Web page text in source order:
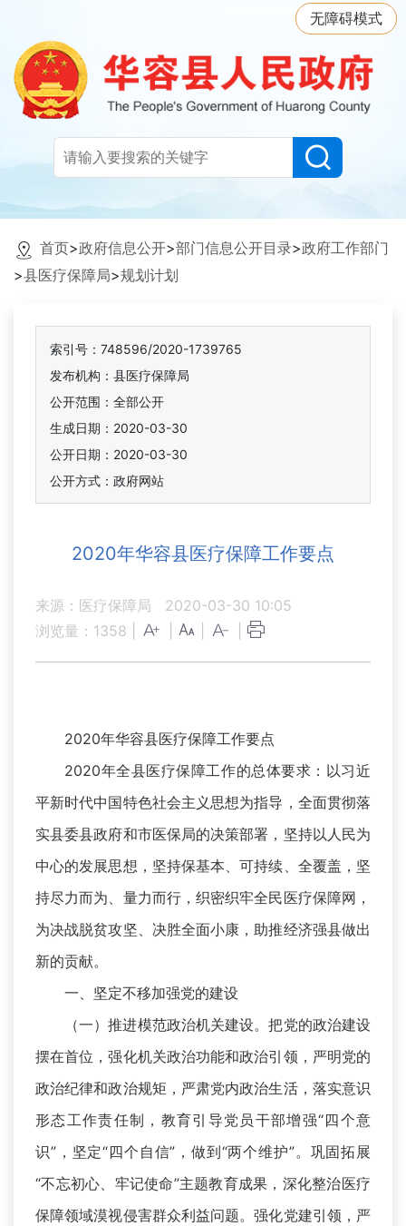
无障碍模式
首页>政府信息公开>部门信息公开目录>政府工作部门
>县医疗保障局>规划计划
索引号：748596/2020-1739765
发布机构：县医疗保障局
公开范围：全部公开
生成日期：2020-03-30
公开日期：2020-03-30
公开方式：政府网站
2020年华容县医疗保障工作要点
来源：医疗保障局
2020-03-30 10:05
浏览量： 1358
2020年华容县医疗保障工作要点
2020年全县医疗保障工作的总体要求：以习近
平新时代中国特色社会主义思想为指导，全面贯彻落
实县委县政府和市医保局的决策部署，坚持以人民为
中心的发展思想，坚持保基本、可持续、全覆盖，坚
持尽力而为、量力而行，织密织牢全民医疗保障网，
为决战脱贫攻坚、决胜全面小康，助推经济强县做出
新的贡献。
一、坚定不移加强党的建设
（一）推进模范政治机关建设。把党的政治建设
摆在首位，强化机关政治功能和政治引领，严明党的
政治纪律和政治规矩，严肃党内政治生活，落实意识
形态工作责任制，教育引导党员干部增强“四个意
识”，坚定“四个自信”，做到“两个维护”。巩固拓展
“不忘初心、牢记使命”主题教育成果，深化整治医疗
保障领域漠视侵害群众利益问题。强化党建引领，严